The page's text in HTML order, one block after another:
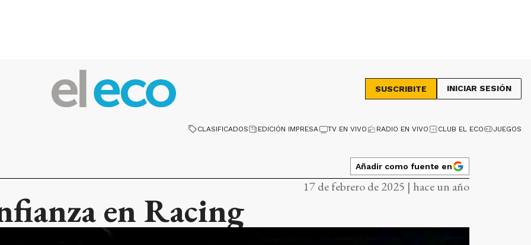
SUSCRIBITE INICIAR SESIÓN
CLASIFICADOS EDICIÓN IMPRESA TV EN VIVO RADIO EN VIVO CLUB EL ECO JUEGOS
Añadir como fuente en
17 de febrero de 2025 | hace un año
en Racing